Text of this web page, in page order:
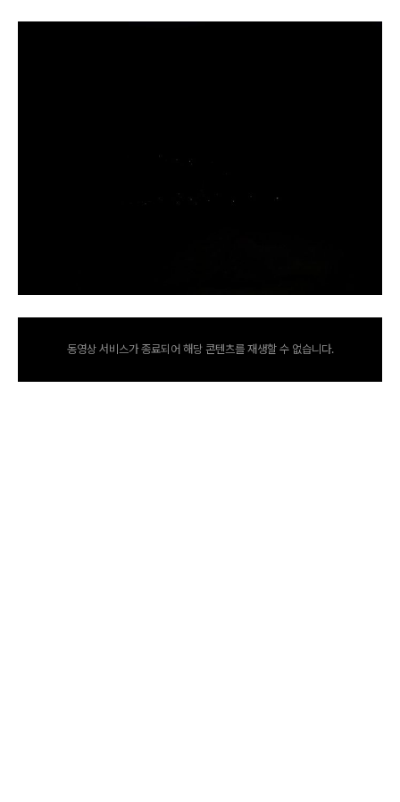
동영상 서비스가 종료되어 해당 콘텐츠를 재생할 수 없습니다.